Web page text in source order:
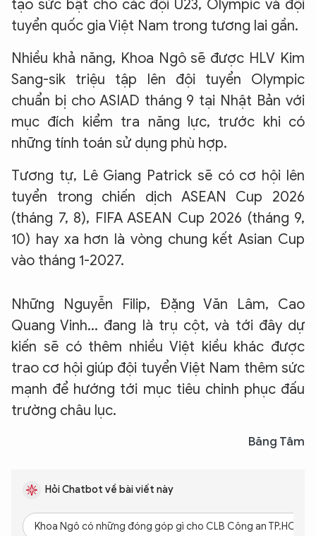
tạo sức bật cho các đội U23, Olympic và đội
tuyển quốc gia Việt Nam trong tương lai gần.
Nhiều khả năng, Khoa Ngô sẽ được HLV Kim
Sang-sik triệu tập lên đội tuyển Olympic
chuẩn bị cho ASIAD tháng 9 tại Nhật Bản với
mục đích kiểm tra năng lực, trước khi có
những tính toán sử dụng phù hợp.
Tương tự, Lê Giang Patrick sẽ có cơ hội lên
tuyển trong chiến dịch ASEAN Cup 2026
(tháng 7, 8), FIFA ASEAN Cup 2026 (tháng 9,
10) hay xa hơn là vòng chung kết Asian Cup
vào tháng 1-2027.
Những Nguyễn Filip, Đặng Văn Lâm, Cao
Quang Vinh... đang là trụ cột, và tới đây dự
kiến sẽ có thêm nhiều Việt kiều khác được
trao cơ hội giúp đội tuyển Việt Nam thêm sức
mạnh để hướng tới mục tiêu chinh phục đấu
trường châu lục.
Băng Tâm
Hỏi Chatbot về bài viết này
Khoa Ngô có những đóng góp gì cho CLB Công an TP.HCM?